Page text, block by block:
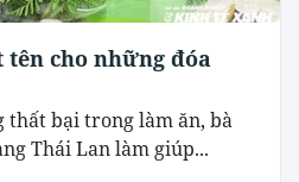
cho những đóa
thất bại trong làm ăn, bà
Thái Lan làm giúp...